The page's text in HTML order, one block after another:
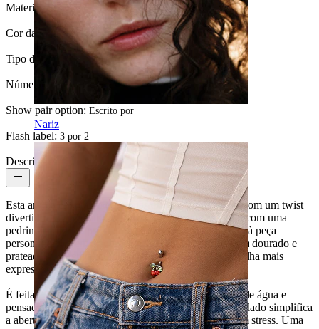
Nariz
Material:Titânio
Cor da pedra:Transparente / Azul
Tipo de pedra: Zircónia cúbica
Número de unidades:
Show pair option: Escrito por
Flash label: 3 por 2
Descrição
Esta argola em titânio com duas estrelas é um huggy com um twist
divertido. Lado a lado, há duas estrelinhas, cada qual com uma
pedrinha colorida presa com garras discretas, que dão à peça
personalidade sem a sobrecarregar. Está disponível em dourado e
prateado e é fácil de combinar com outras joias de orelha mais
expressivas.
É feita em titânio, por isso, é hipoalergénica, à prova de água e
pensada para resistir à utilização diária. O fecho articulado simplifica
a abertura e o fecho, mantendo tudo confortável e sem stress. Uma